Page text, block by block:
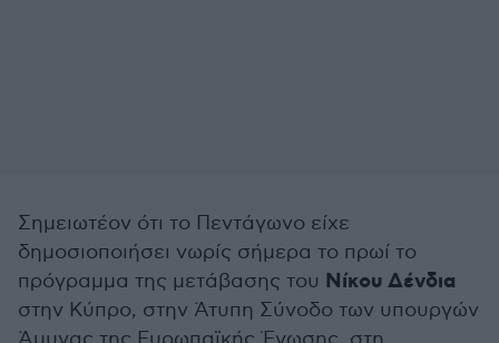
Σημειωτέον ότι το Πεντάγωνο είχε
δημοσιοποιήσει νωρίς σήμερα το πρωί το
πρόγραμμα της μετάβασης του Νίκου Δένδια
στην Κύπρο, στην Άτυπη Σύνοδο των υπουργών